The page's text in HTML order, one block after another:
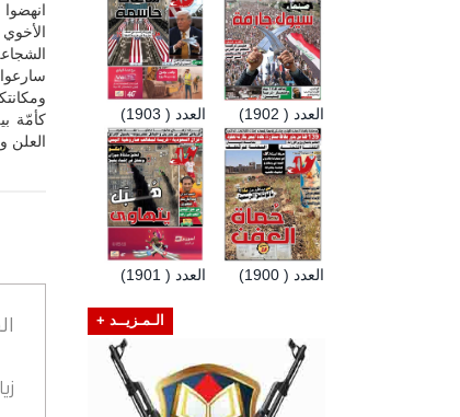
كأمّة
العلن
العدد ( 1903) العدد ( 1902)
العدد ( 1901) العدد ( 1900)
الـمـزيــد +